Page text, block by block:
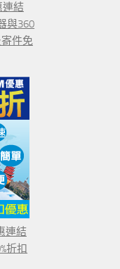
連結
與360
件免
連結
折扣